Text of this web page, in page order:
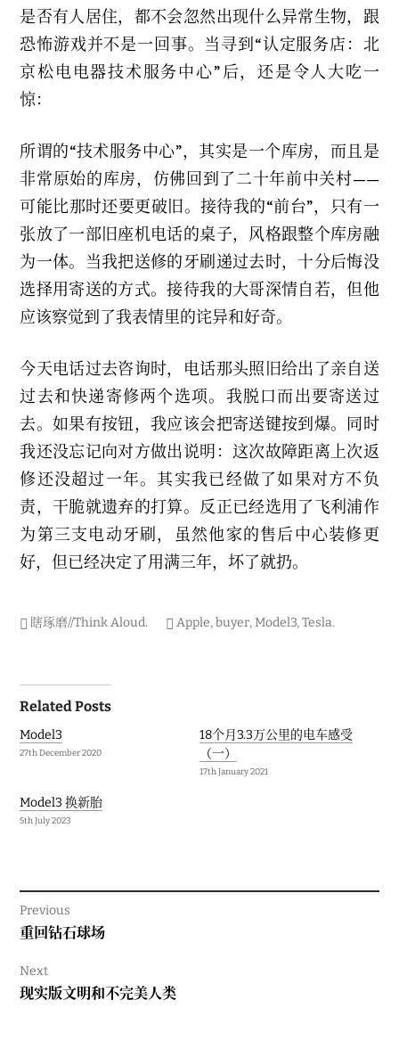
是否有人居住，都不会忽然出现什么异常生物，跟
恐怖游戏并不是一回事。当寻到“认定服务店：北
京松电电器技术服务中心”后，还是令人大吃一
惊：
所谓的“技术服务中心”，其实是一个库房，而且是
非常原始的库房，仿佛回到了二十年前中关村——
可能比那时还要更破旧。接待我的“前台”，只有一
张放了一部旧座机电话的桌子，风格跟整个库房融
为一体。当我把送修的牙刷递过去时，十分后悔没
选择用寄送的方式。接待我的大哥深情自若，但他
应该察觉到了我表情里的诧异和好奇。
今天电话过去咨询时，电话那头照旧给出了亲自送
过去和快递寄修两个选项。我脱口而出要寄送过
去。如果有按钮，我应该会把寄送键按到爆。同时
我还没忘记向对方做出说明：这次故障距离上次返
修还没超过一年。其实我已经做了如果对方不负
责，干脆就遗弃的打算。反正已经选用了飞利浦作
为第三支电动牙刷，虽然他家的售后中心装修更
好，但已经决定了用满三年，坏了就扔。
瞎琢磨//Think Aloud. Apple,buyer,Model3,Tesla.
Post
navigation
Related Posts
Model3
27th December 2020
18个月3.3万公里的电车感受
（一）
17th January 2021
Model3 换新胎
5th July 2023
Previous
Previous
重回钻石球场
Next
Next
现实版文明和不完美人类